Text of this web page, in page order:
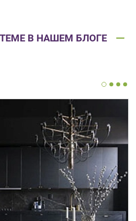
В НАШЕМ БЛОГЕ